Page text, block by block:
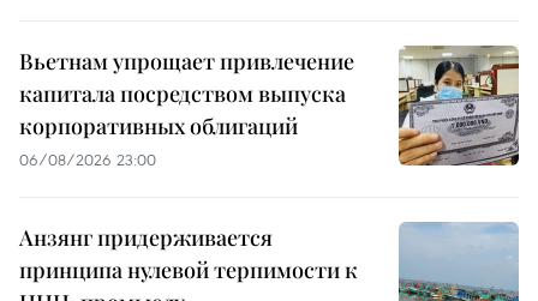
Вьетнам упрощает привлечение
капитала посредством выпуска
корпоративных облигаций
06/08/2026 23:00
Анзянг придерживается
принципа нулевой терпимости к